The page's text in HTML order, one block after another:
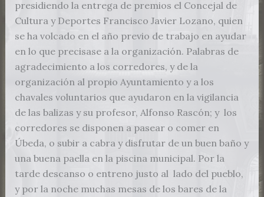
presidiendo la entrega de premios el Concejal de
Cultura y Deportes Francisco Javier Lozano, quien
se ha volcado en el año previo de trabajo en ayudar
en lo que precisase a la organización. Palabras de
agradecimiento a los corredores, y de la
organización al propio Ayuntamiento y a los
chavales voluntarios que ayudaron en la vigilancia
de las balizas y su profesor, Alfonso Rascón; y los
corredores se disponen a pasear o comer en
Úbeda, o subir a cabra y disfrutar de un buen baño y
una buena paella en la piscina municipal. Por la
tarde descanso o entreno justo al lado del pueblo,
y por la noche muchas mesas de los bares de la